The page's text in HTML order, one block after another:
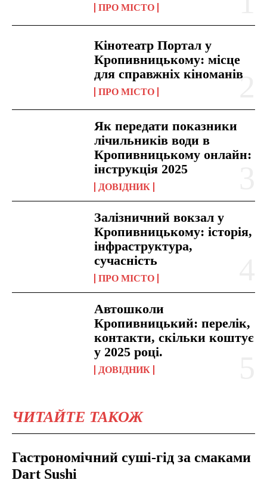
ПРО МІСТО
Кінотеатр Портал у
Кропивницькому: місце
для справжніх кіноманів
ПРО МІСТО
Як передати показники
лічильників води в
Кропивницькому онлайн:
інструкція 2025
ДОВІДНИК
Залізничний вокзал у
Кропивницькому: історія,
інфраструктура,
сучасність
ПРО МІСТО
Автошколи
Кропивницький: перелік,
контакти, скільки коштує
у 2025 році.
ДОВІДНИК
ЧИТАЙТЕ ТАКОЖ
Гастрономічний суші-гід за смаками
Dart Sushi